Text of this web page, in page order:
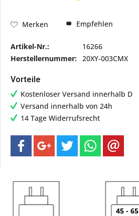
Merken Empfehlen
Artikel-Nr.:
16266
Herstellernummer: 20XY-003CMX
Vorteile
Kostenloser Versand innerhalb D
Versand innerhalb von 24h
14 Tage Widerrufsrecht
45 - 65